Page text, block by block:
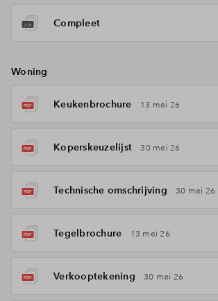
Compleet
Woning
Keukenbrochure 13 mei 26
Koperskeuzelijst 30 mei 26
Technische omschrijving 30 mei 26
Tegelbrochure 13 mei 26
Verkooptekening 30 mei 26